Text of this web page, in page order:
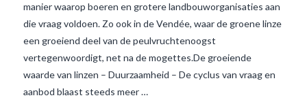
manier waarop boeren en grotere landbouworganisaties aan
die vraag voldoen. Zo ook in de Vendée, waar de groene linze
een groeiend deel van de peulvruchtenoogst
vertegenwoordigt, net na de mogettes.De groeiende
waarde van linzen – Duurzaamheid – De cyclus van vraag en
aanbod blaast steeds meer …